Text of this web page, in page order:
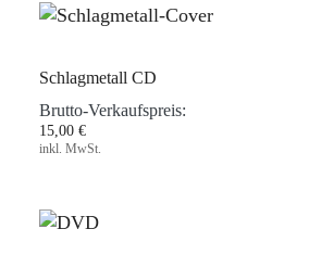
Schlagmetall CD
Brutto-Verkaufspreis:
15,00 €
inkl. MwSt.